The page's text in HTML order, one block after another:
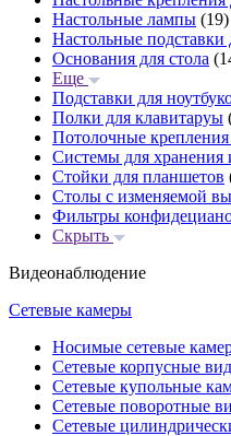
Настольные лампы (19)
Настольные подставки
Основания для стола
Еще
Подставки для
Полки для клавитаруы
Потолочные
Системы для хранения
Стойки для планшетов
Столы с изменяемой
Фильтры
Скрыть
Видеонаблюдение
Сетевые камеры
Носимые сетевые
Сетевые корпусные
Сетевые купольные
Сетевые поворотные
Сетевые